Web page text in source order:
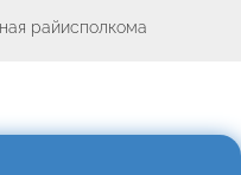
райисполкома